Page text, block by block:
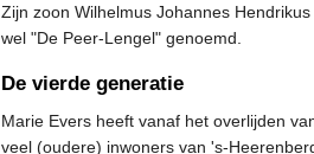
Zijn zoon Wilhelmus Johannes Hendrikus
wel "De Peer-Lengel" genoemd.
De vierde generatie
Marie Evers heeft vanaf het overlijden
veel (oudere) inwoners van 's-